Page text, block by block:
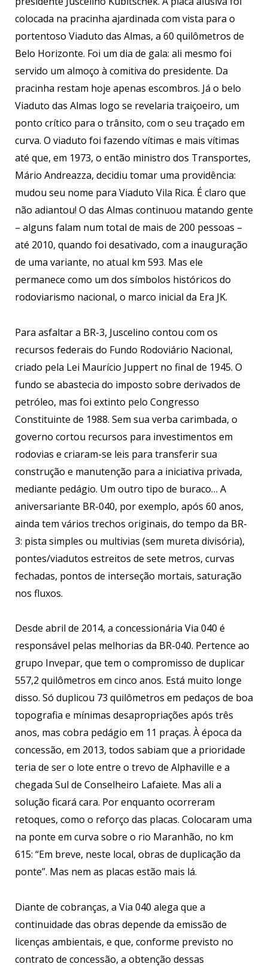
colocada na pracinha ajardinada com vista para o
portentoso Viaduto das Almas, a 60 quilômetros de
Belo Horizonte. Foi um dia de gala: ali mesmo foi
servido um almoço à comitiva do presidente. Da
pracinha restam hoje apenas escombros. Já o belo
Viaduto das Almas logo se revelaria traiçoeiro, um
ponto crítico para o trânsito, com o seu traçado em
curva. O viaduto foi fazendo vítimas e mais vítimas
até que, em 1973, o então ministro dos Transportes,
Mário Andreazza, decidiu tomar uma providência:
mudou seu nome para Viaduto Vila Rica. É claro que
não adiantou! O das Almas continuou matando gente
– alguns falam num total de mais de 200 pessoas –
até 2010, quando foi desativado, com a inauguração
de uma variante, no atual km 593. Mas ele
permanece como um dos símbolos históricos do
rodoviarismo nacional, o marco inicial da Era JK.
Para asfaltar a BR-3, Juscelino contou com os
recursos federais do Fundo Rodoviário Nacional,
criado pela Lei Maurício Juppert no final de 1945. O
fundo se abastecia do imposto sobre derivados de
petróleo, mas foi extinto pelo Congresso
Constituinte de 1988. Sem sua verba carimbada, o
governo cortou recursos para investimentos em
rodovias e criaram-se leis para transferir sua
construção e manutenção para a iniciativa privada,
mediante pedágio. Um outro tipo de buraco… A
aniversariante BR-040, por exemplo, após 60 anos,
ainda tem vários trechos originais, do tempo da BR-
3: pista simples ou multivias (sem mureta divisória),
pontes/viadutos estreitos de sete metros, curvas
fechadas, pontos de interseção mortais, saturação
nos fluxos.
Desde abril de 2014, a concessionária Via 040 é
responsável pelas melhorias da BR-040. Pertence ao
grupo Invepar, que tem o compromisso de duplicar
557,2 quilômetros em cinco anos. Está muito longe
disso. Só duplicou 73 quilômetros em pedaços de boa
topografia e mínimas desapropriações após três
anos, mas cobra pedágio em 11 praças. À época da
concessão, em 2013, todos sabiam que a prioridade
teria de ser o lote entre o trevo de Alphaville e a
chegada Sul de Conselheiro Lafaiete. Mas ali a
solução ficará cara. Por enquanto ocorreram
retoques, como o reforço das placas. Colocaram uma
na ponte em curva sobre o rio Maranhão, no km
615: “Em breve, neste local, obras de duplicação da
ponte”. Mas nem as placas estão mais lá.
Diante de cobranças, a Via 040 alega que a
continuidade das obras depende da emissão de
licenças ambientais, e que, conforme previsto no
contrato de concessão, a obtenção dessas